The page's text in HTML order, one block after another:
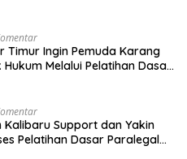
Timur Ingin Pemuda Karang
Hukum Melalui Pelatihan Dasar
Kalibaru Support dan Yakin
Pelatihan Dasar Paralegal